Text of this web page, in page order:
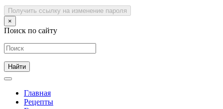
Получить ссылку на изменение пароля
×
Поиск по сайту
Главная
Рецепты